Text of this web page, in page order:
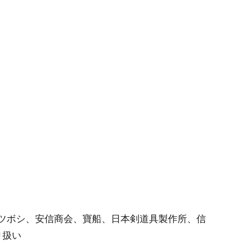
シ、安信商会、寶船、日本剣道具製作所、信
い